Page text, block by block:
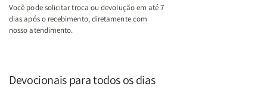
Você pode solicitar troca ou devolução em até 7
dias após o recebimento, diretamente com
nosso atendimento.
Devocionais para todos os dias